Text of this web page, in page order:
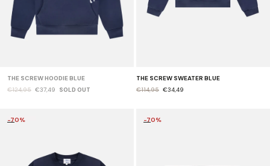
THE SCREW HOODIE BLUE
€124,95 €37,49 SOLD OUT
THE SCREW SWEATER BLUE
€114,95 €34,49
-70% -70%